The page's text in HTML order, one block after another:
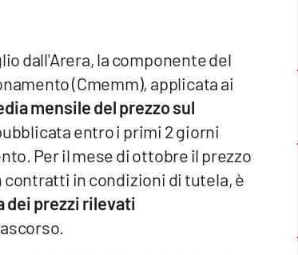
dall'Arera, la componente del
(Cmemm), applicata ai
mensile del prezzo sul
entro i primi 2 giorni
Per il mese di ottobre il prezzo
contratti in condizioni di tutela, è
dei prezzi rilevati